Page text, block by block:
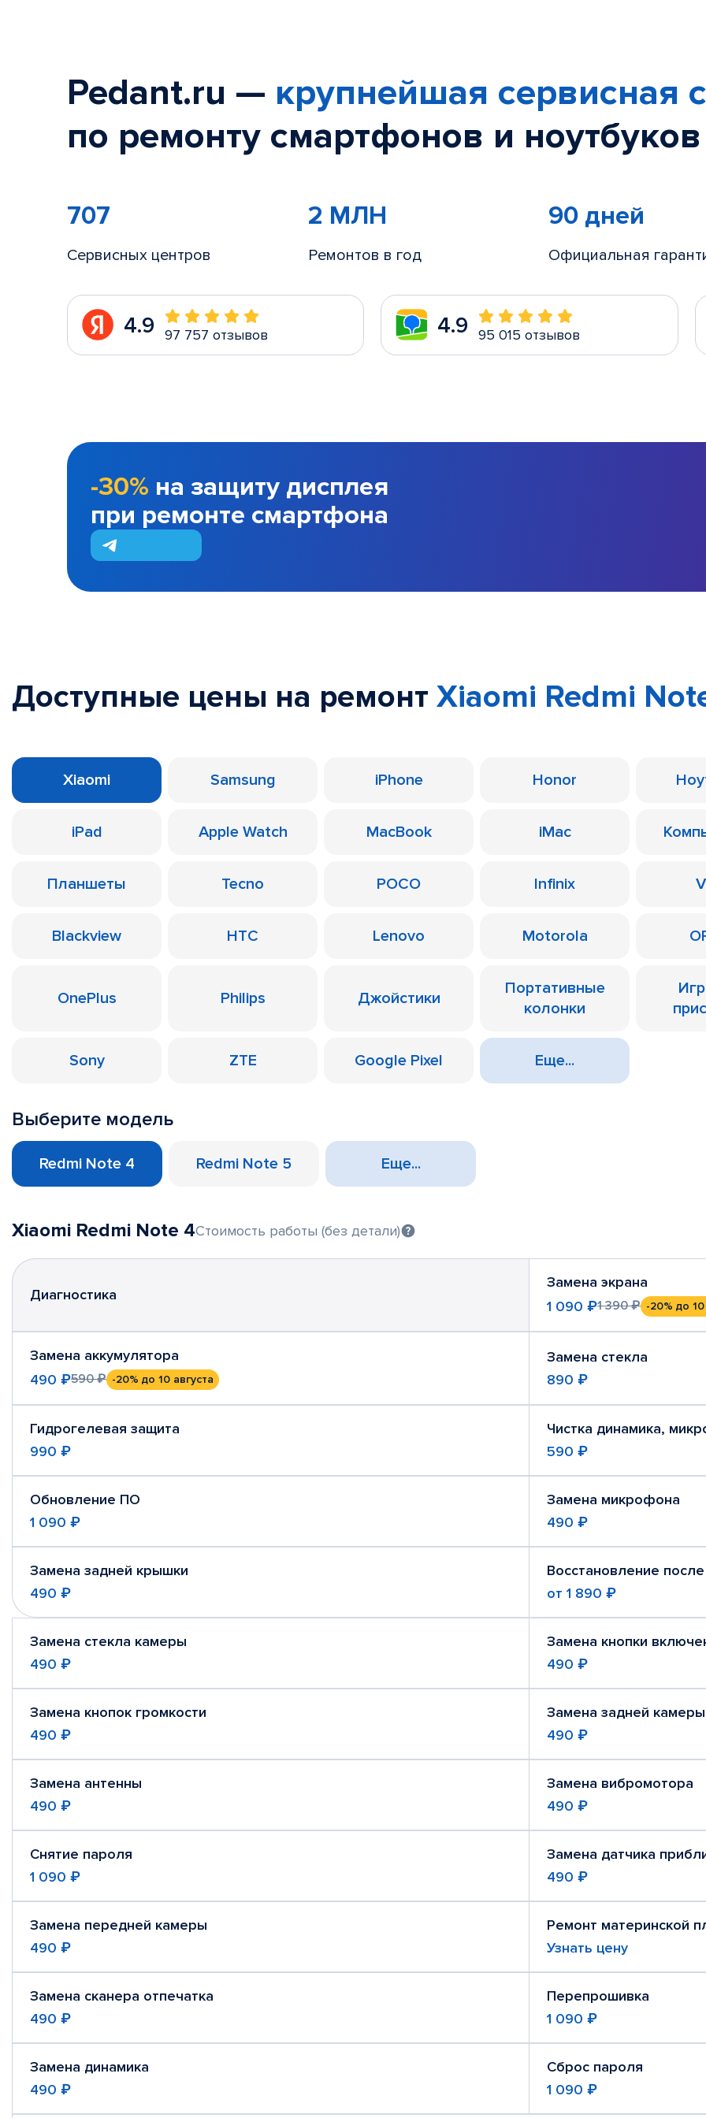
Pedant.ru — крупнейшая сервисная
по ремонту смартфонов и
707
Сервисных центров
2 МЛН
Ремонтов в год
90 дней
Официальная
4.9 97 757 отзывов 4.9 95 015 отзывов
-30% на защиту дисплея
при ремонте смартфона
Доступные цены на ремонт Xiaomi Redmi
Xiaomi Samsung iPhone Honor
iPad Apple Watch MacBook iMac
Планшеты Tecno POCO Infinix
Blackview HTC Lenovo Motorola
OnePlus Philips Джойстики
Портативные
колонки
Sony ZTE Google Pixel Еще...
Выберите модель
Redmi Note 4 Redmi Note 5 Еще...
Xiaomi Redmi Note 4Стоимость работы (без детали)
Диагностика
Замена экрана
1 090 ₽1 390 ₽ -20% до 10
Замена аккумулятора
490 ₽590 ₽ -20% до 10 августа
Замена стекла
890 ₽
Гидрогелевая защита
990 ₽
Чистка динамика,
590 ₽
Обновление ПО
1 090 ₽
Замена микрофона
490 ₽
Замена задней крышки
490 ₽
Восстановление
от 1 890 ₽
Замена стекла камеры
490 ₽
Замена кнопки
490 ₽
Замена кнопок громкости
490 ₽
Замена задней камеры
490 ₽
Замена антенны
490 ₽
Замена вибромотора
490 ₽
Снятие пароля
1 090 ₽
Замена датчика
490 ₽
Замена передней камеры
490 ₽
Ремонт материнской
Узнать цену
Замена сканера отпечатка
490 ₽
Перепрошивка
1 090 ₽
Замена динамика
490 ₽
Сброс пароля
1 090 ₽